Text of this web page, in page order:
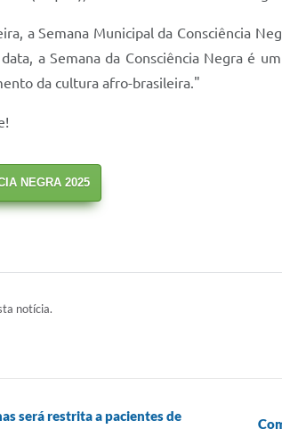
a Semana Municipal da Consciência
a Semana da Consciência Negra é
da cultura afro-brasileira."
NEGRA 2025
notícia.
será restrita a pacientes de